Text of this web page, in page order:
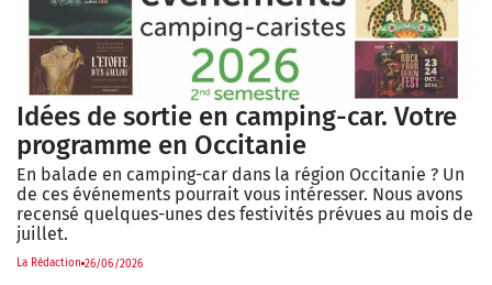
Idées de sortie en camping-car. Votre
programme en Occitanie
En balade en camping-car dans la région Occitanie ? Un
de ces événements pourrait vous intéresser. Nous avons
recensé quelques-unes des festivités prévues au mois de
juillet.
La Rédaction 26/06/2026